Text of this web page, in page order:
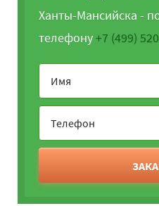
Ханты-Мансийска -
телефону+7 (499)